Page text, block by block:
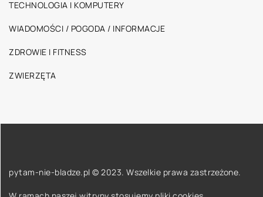
TECHNOLOGIA I KOMPUTERY
WIADOMOŚCI / POGODA / INFORMACJE
ZDROWIE I FITNESS
ZWIERZĘTA
pytam-nie-bladze.pl © 2023. Wszelkie prawa zastrzeżone.